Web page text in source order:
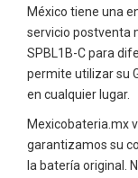
México tiene una
servicio postventa
SPBL1B-C para
permite utilizar su
en cualquier lugar.
Mexicobateria.mx
garantizamos su
la batería original.